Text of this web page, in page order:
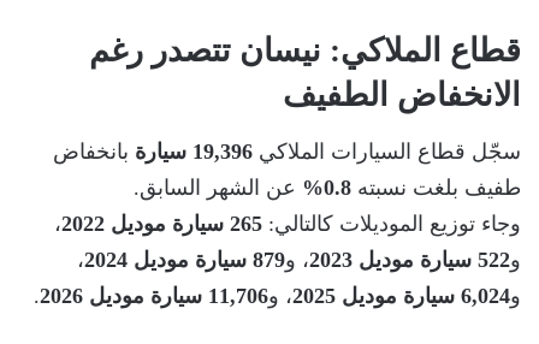
قطاع الملاكي: نيسان تتصدر رغم
الانخفاض الطفيف
سجّل قطاع السيارات الملاكي 19,396 سيارة
بانخفاض
طفيف بلغت نسبته 0.8%
عن الشهر السابق.
وجاء توزيع الموديلات كالتالي: 265 سيارة موديل 2022
،
و522 سيارة موديل 2023 ، و879 سيارة موديل 2024
،
و6,024 سيارة موديل 2025 ، و11,706 سيارة موديل 2026 .